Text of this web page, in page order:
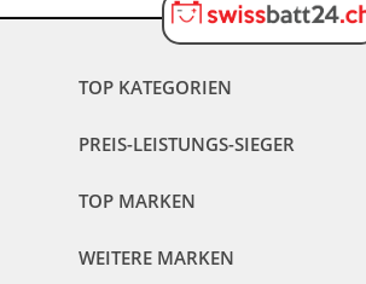
TOP KATEGORIEN
PREIS-LEISTUNGS-SIEGER
TOP MARKEN
WEITERE MARKEN